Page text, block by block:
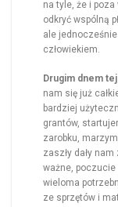
na tyle, że i
odkryć wspólną
ale
człowiekiem.
Drugim dnem
nam się już
bardziej
grantów,
zarobku,
zaszły dały
ważne,
wieloma
ze sprzętów i